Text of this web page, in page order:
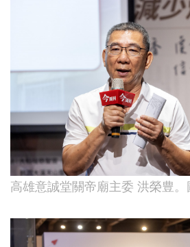
高雄意誠堂關帝廟主委 洪榮豊